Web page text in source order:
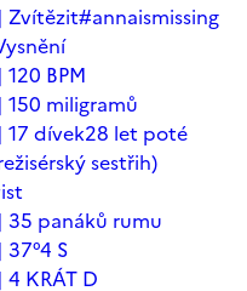
Zvítězit#annaismissing
BPM
miligramů
17 dívek28 let poté
sestřih)
35 panáků rumu
S
KRÁT D